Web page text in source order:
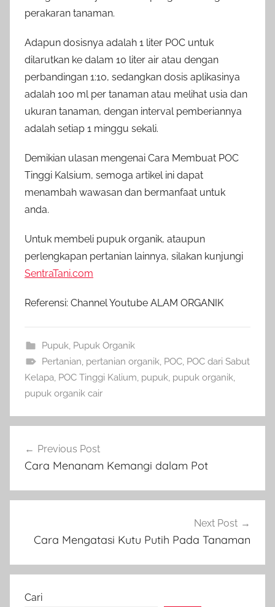
perakaran tanaman.
Adapun dosisnya adalah 1 liter POC untuk
dilarutkan ke dalam 10 liter air atau dengan
perbandingan 1:10, sedangkan dosis aplikasinya
adalah 100 ml per tanaman atau melihat usia dan
ukuran tanaman, dengan interval pemberiannya
adalah setiap 1 minggu sekali.
Demikian ulasan mengenai Cara Membuat POC
Tinggi Kalsium, semoga artikel ini dapat
menambah wawasan dan bermanfaat untuk
anda.
Untuk membeli pupuk organik, ataupun
perlengkapan pertanian lainnya, silakan kunjungi
SentraTani.com
Referensi: Channel Youtube ALAM ORGANIK
Pupuk, Pupuk Organik
Pertanian, pertanian organik, POC, POC dari Sabut
Kelapa, POC Tinggi Kalium, pupuk, pupuk organik,
pupuk organik cair
pos
Previous Post
Cara Menanam Kemangi dalam Pot
Next Post
Cara Mengatasi Kutu Putih Pada Tanaman
Cari